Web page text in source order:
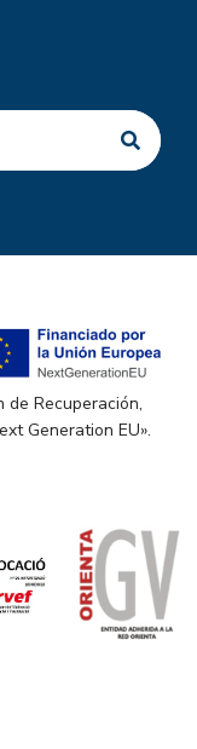
de Recuperación,
Generation EU».